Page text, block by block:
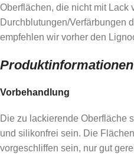
Oberflächen, die nicht mit Lack
Durchblutungen/Verfärbungen
empfehlen wir vorher den
Vorbehandlung
Die zu lackierende Oberfläche
und silikonfrei sein. Die
vorgeschliffen sein, nur gut